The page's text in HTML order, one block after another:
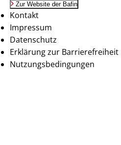
Zur Website der Bafin
Kontakt
Impressum
Datenschutz
Erklärung zur Barrierefreiheit
Nutzungsbedingungen